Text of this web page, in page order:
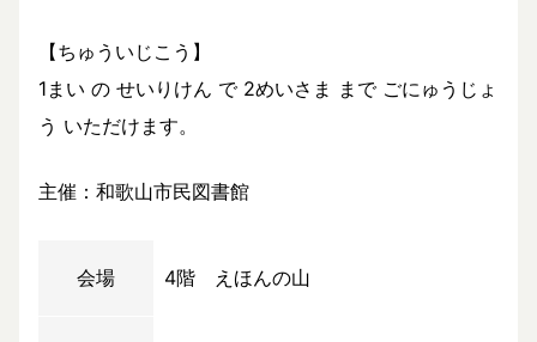
【ちゅういじこう】
1まい の せいりけん で 2めいさま まで ごにゅうじょ
う いただけます。
主催：和歌山市民図書館
会場 4階 えほんの山